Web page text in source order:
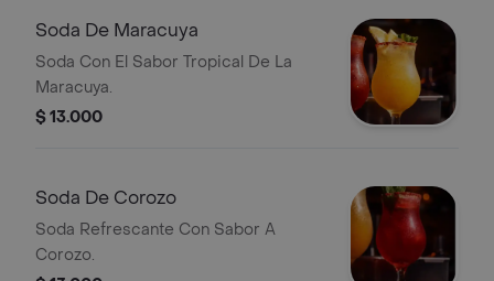
Soda De Maracuya
Soda Con El Sabor Tropical De La
Maracuya.
$ 13.000
Soda De Corozo
Soda Refrescante Con Sabor A
Corozo.